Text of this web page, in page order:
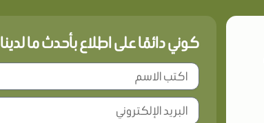
كوني دائمًا على اطلاع بأحدث ما لدينا